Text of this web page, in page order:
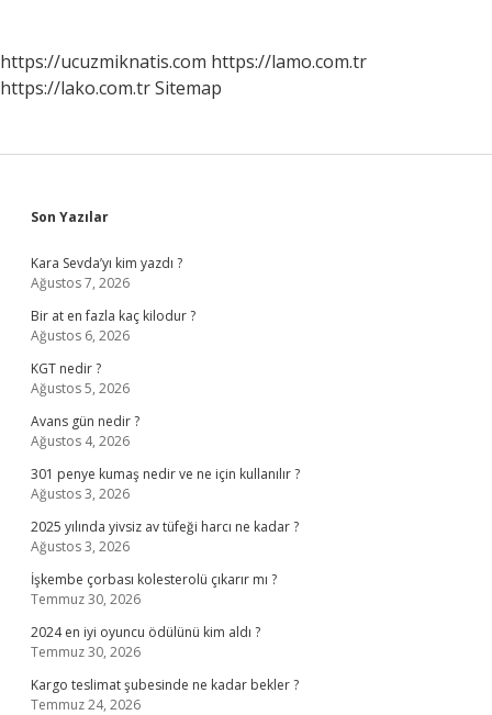
https://ucuzmiknatis.com https://lamo.com.tr
https://lako.com.trSitemap
Sidebar
Son Yazılar
Kara Sevda’yı kim yazdı ?
Ağustos 7, 2026
Bir at en fazla kaç kilodur ?
Ağustos 6, 2026
KGT nedir ?
Ağustos 5, 2026
Avans gün nedir ?
Ağustos 4, 2026
301 penye kumaş nedir ve ne için kullanılır ?
Ağustos 3, 2026
2025 yılında yivsiz av tüfeği harcı ne kadar ?
Ağustos 3, 2026
İşkembe çorbası kolesterolü çıkarır mı ?
Temmuz 30, 2026
2024 en iyi oyuncu ödülünü kim aldı ?
Temmuz 30, 2026
Kargo teslimat şubesinde ne kadar bekler ?
Temmuz 24, 2026